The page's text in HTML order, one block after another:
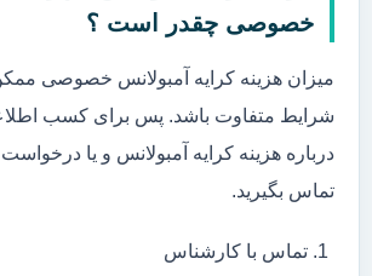
خصوصی چقدر است ؟
میزان هزینه کرایه آمبولانس خصوصی
شرایط متفاوت باشد. پس برای کسب
درباره هزینه کرایه آمبولانس و یا درخواست
تماس بگیرید.
تماس با کارشناس